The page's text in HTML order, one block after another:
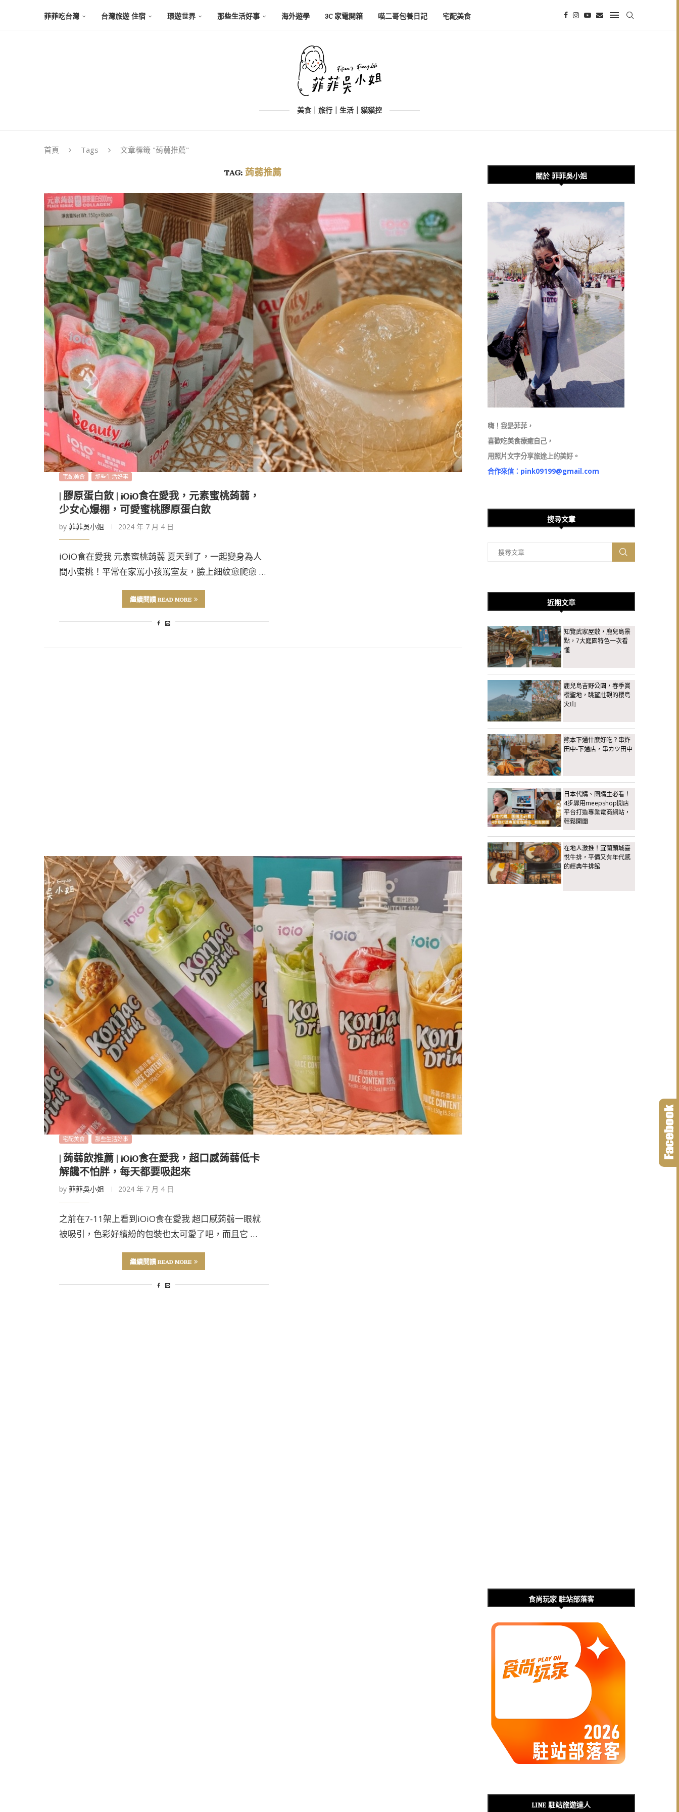
菲菲吃台灣 台灣旅遊 住宿 環遊世界 那些生活好事 海外遊學 3C 家電開箱 喵二哥包養日記 宅配美食
美食｜旅行｜生活｜貓貓控
首頁 Tags 文章標籤 "蒟蒻推薦"
TAG:蒟蒻推薦
宅配美食 那些生活好事
| 膠原蛋白飲 | iOiO食在愛我，元素蜜桃蒟蒻，
少女心爆棚，可愛蜜桃膠原蛋白飲
by 菲菲吳小姐 2024 年 7 月 4 日
iOiO食在愛我 元素蜜桃蒟蒻 夏天到了，一起變身為人
間小蜜桃！平常在家罵小孩罵室友，臉上細紋愈爬愈 …
繼續閱讀 READ MORE
宅配美食 那些生活好事
| 蒟蒻飲推薦 | iOiO食在愛我，超口感蒟蒻低卡
解饞不怕胖，每天都要吸起來
by 菲菲吳小姐 2024 年 7 月 4 日
之前在7-11架上看到iOiO食在愛我 超口感蒟蒻一眼就
被吸引，色彩好繽紛的包裝也太可愛了吧，而且它 …
繼續閱讀 READ MORE
關於 菲菲吳小姐
嗨！我是菲菲，
喜歡吃美食療癒自己，
用照片文字分享旅途上的美好。
合作來信： pink09199@gmail.com
搜尋文章
近期文章
知覽武家屋敷，鹿兒島景
點，7大庭園特色一次看
懂
鹿兒島吉野公園，春季賞
櫻聖地，眺望壯觀的櫻島
火山
熊本下通什麼好吃？串炸
田中-下通店，串カツ田中
日本代購、團購主必看！
4步驟用meepshop開店
平台打造專業電商網站，
輕鬆開團
在地人激推！宜蘭頭城喜
悅牛排，平價又有年代感
的經典牛排館
食尚玩家 駐站部落客
LINE 駐站旅遊達人